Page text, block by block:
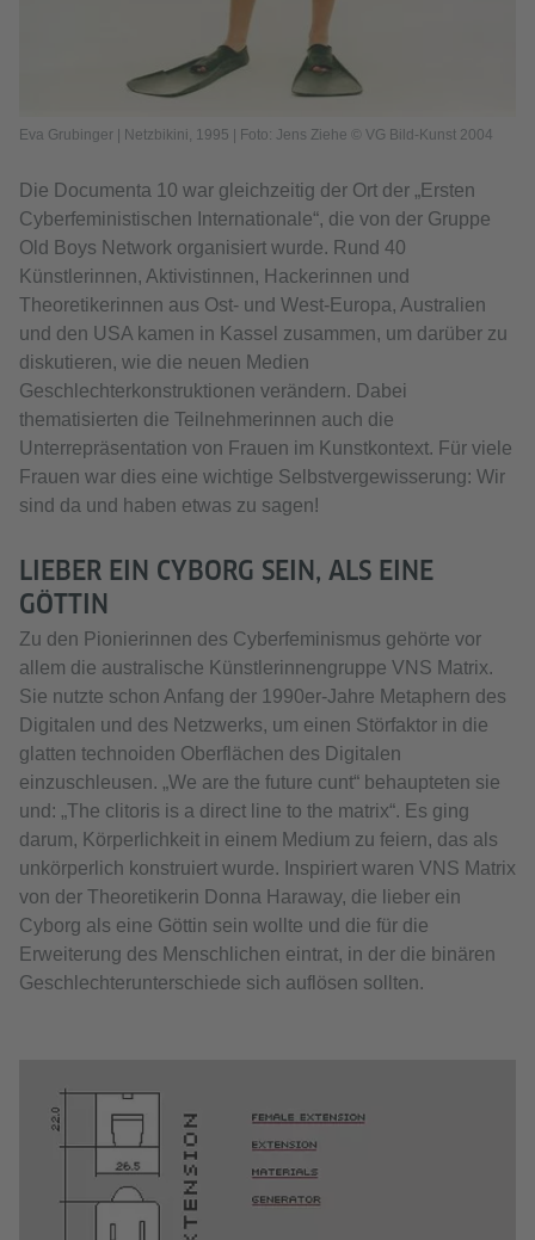
Eva Grubinger | Netzbikini, 1995 | Foto: Jens Ziehe © VG Bild-Kunst 2004
Die Documenta 10 war gleichzeitig der Ort der „Ersten
Cyberfeministischen Internationale“, die von der Gruppe
Old Boys Network organisiert wurde. Rund 40
Künstlerinnen, Aktivistinnen, Hackerinnen und
Theoretikerinnen aus Ost- und West-Europa, Australien
und den USA kamen in Kassel zusammen, um darüber zu
diskutieren, wie die neuen Medien
Geschlechterkonstruktionen verändern. Dabei
thematisierten die Teilnehmerinnen auch die
Unterrepräsentation von Frauen im Kunstkontext. Für viele
Frauen war dies eine wichtige Selbstvergewisserung: Wir
sind da und haben etwas zu sagen!
LIEBER EIN CYBORG SEIN, ALS EINE
GÖTTIN
Zu den Pionierinnen des Cyberfeminismus gehörte vor
allem die australische Künstlerinnengruppe VNS Matrix.
Sie nutzte schon Anfang der 1990er-Jahre Metaphern des
Digitalen und des Netzwerks, um einen Störfaktor in die
glatten technoiden Oberflächen des Digitalen
einzuschleusen. „We are the future cunt“ behaupteten sie
und: „The clitoris is a direct line to the matrix“. Es ging
darum, Körperlichkeit in einem Medium zu feiern, das als
unkörperlich konstruiert wurde. Inspiriert waren VNS Matrix
von der Theoretikerin Donna Haraway, die lieber ein
Cyborg als eine Göttin sein wollte und die für die
Erweiterung des Menschlichen eintrat, in der die binären
Geschlechterunterschiede sich auflösen sollten.